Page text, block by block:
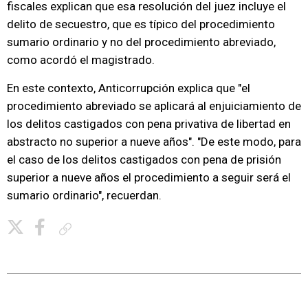
fiscales explican que esa resolución del juez incluye el
delito de secuestro, que es típico del procedimiento
sumario ordinario y no del procedimiento abreviado,
como acordó el magistrado.
En este contexto, Anticorrupción explica que "el
procedimiento abreviado se aplicará al enjuiciamiento de
los delitos castigados con pena privativa de libertad en
abstracto no superior a nueve años". "De este modo, para
el caso de los delitos castigados con pena de prisión
superior a nueve años el procedimiento a seguir será el
sumario ordinario", recuerdan.